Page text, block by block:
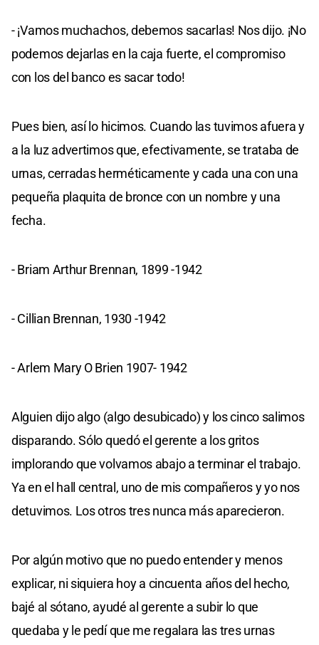
- ¡Vamos muchachos, debemos sacarlas! Nos dijo. ¡No
podemos dejarlas en la caja fuerte, el compromiso
con los del banco es sacar todo!
Pues bien, así lo hicimos. Cuando las tuvimos afuera y
a la luz advertimos que, efectivamente, se trataba de
urnas, cerradas herméticamente y cada una con una
pequeña plaquita de bronce con un nombre y una
fecha.
- Briam Arthur Brennan, 1899 -1942
- Cillian Brennan, 1930 -1942
- Arlem Mary O Brien 1907- 1942
Alguien dijo algo (algo desubicado) y los cinco salimos
disparando. Sólo quedó el gerente a los gritos
implorando que volvamos abajo a terminar el trabajo.
Ya en el hall central, uno de mis compañeros y yo nos
detuvimos. Los otros tres nunca más aparecieron.
Por algún motivo que no puedo entender y menos
explicar, ni siquiera hoy a cincuenta años del hecho,
bajé al sótano, ayudé al gerente a subir lo que
quedaba y le pedí que me regalara las tres urnas